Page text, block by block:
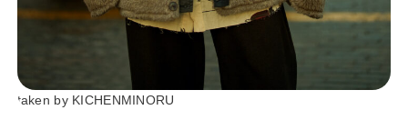
taken by KICHENMINORU